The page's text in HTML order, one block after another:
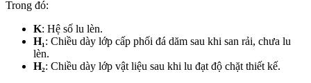
Trong đó:
K: Hệ số lu lèn.
H₁: Chiều dày lớp cấp phối đá dăm sau khi san rải, chưa lu
lèn.
H₂: Chiều dày lớp vật liệu sau khi lu đạt độ chặt thiết kế.